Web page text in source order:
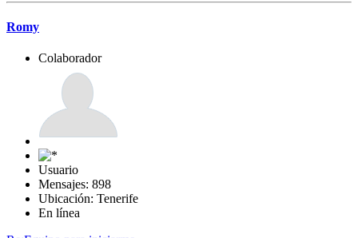
Romy
Colaborador
Usuario
Mensajes: 898
Ubicación: Tenerife
En línea